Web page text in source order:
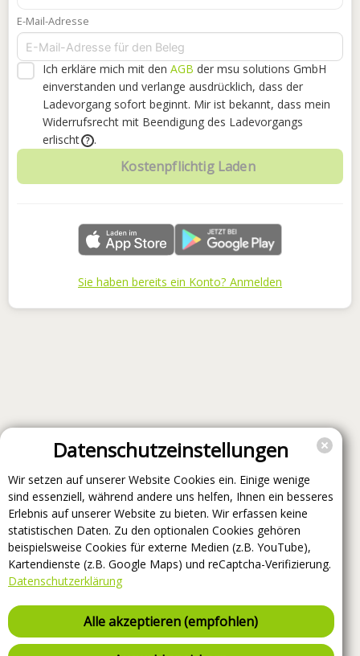
E-Mail-Adresse
Ich erkläre mich mit den AGB der msu solutions GmbH
einverstanden und verlange ausdrücklich, dass der
Ladevorgang sofort beginnt. Mir ist bekannt, dass mein
Widerrufsrecht mit Beendigung des Ladevorgangs
erlischt
? .
Kostenpflichtig Laden
Sie haben bereits ein Konto? Anmelden
Datenschutzeinstellungen
Wir setzen auf unserer Website Cookies ein. Einige wenige
sind essenziell, während andere uns helfen, Ihnen ein besseres
Erlebnis auf unserer Website zu bieten. Wir erfassen keine
statistischen Daten. Zu den optionalen Cookies gehören
beispielsweise Cookies für externe Medien (z.B. YouTube),
Kartendienste (z.B. Google Maps) und reCaptcha-Verifizierung.
Datenschutzerklärung
Alle akzeptieren (empfohlen)